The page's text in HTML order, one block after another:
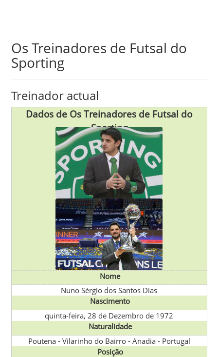
main
Os Treinadores de Futsal do
Sporting
Treinador actual
Dados de Os Treinadores de Futsal do
Sporting
Nome
Nuno Sérgio dos Santos Dias
Nascimento
quinta-feira, 28 de Dezembro de 1972
Naturalidade
Poutena - Vilarinho do Bairro - Anadia- Portugal
Posição